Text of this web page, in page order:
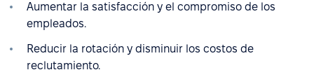
Aumentar la satisfacción y el compromiso de los
empleados.
Reducir la rotación y disminuir los costos de
reclutamiento.